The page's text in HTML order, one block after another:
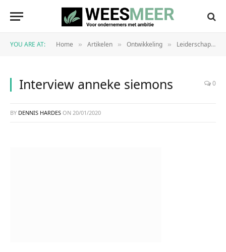
YOU ARE AT: Home » Artikelen » Ontwikkeling » Leiderschap
Interview anneke siemons 0
BY DENNIS HARDES ON 20/01/2020